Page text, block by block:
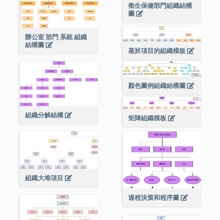
衛生保健部門組織結構
圖
辦公室 部門 系統 組織
結構圖
基於項目的組織模板
組織分解結構
顏色圖例組織結構圖
矩陣組織模板
組織大堆項目
過程決策和程序圖